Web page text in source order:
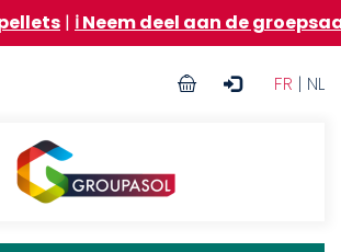
deel aan de groepsaankoop
FR | NL
User